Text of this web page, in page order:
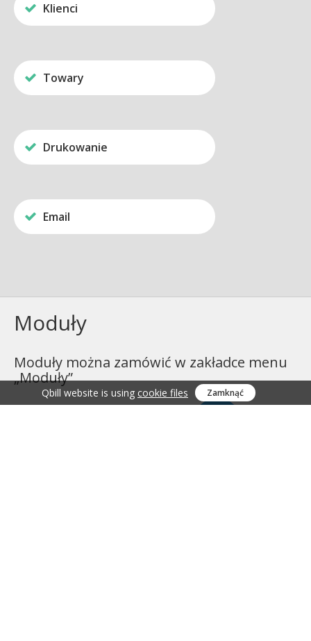
Klienci
Towary
Drukowanie
Email
Moduły
Moduły można zamówić w zakładce menu
„Moduły”
Qbill website is using cookie files Zamknąć